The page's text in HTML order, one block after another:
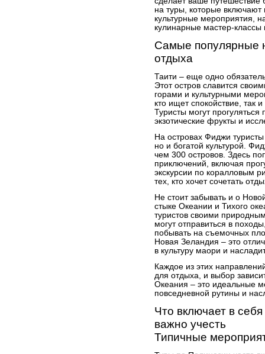
на туры, которые включают
культурные мероприятия,
кулинарные мастер-
Самые популярные
отдыха
Таити – еще одно
Этот остров славится
горами и культурными
кто ищет спокойствие, так
Туристы могут
экзотические фрукты и
На островах Фиджи
но и богатой культурой.
чем 300 островов. Здесь
приключений, включая
экскурсии по коралловым
тех, кто хочет сочетать
Не стоит забывать и о
стыке Океании и Тихого
туристов своими
могут отправиться в
побывать на съемочных
Новая Зеландия – это
в культуру маори и
Каждое из этих
для отдыха, и выбор
Океания – это идеальные
повседневной рутины и
Что включает в
важно учесть
Типичные